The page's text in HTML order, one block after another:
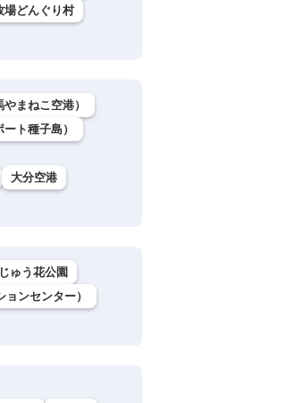
場どんぐり村
まねこ空港）
ト種子島）
大分空港
ゅう花公園
ンセンター）